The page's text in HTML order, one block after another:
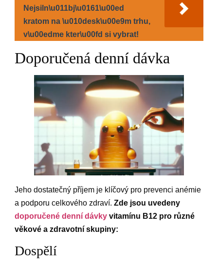
Nejsiln\u011bj\u0161\u00ed
kratom na \u010desk\u00e9m trhu,
v\u00edme kter\u00fd si vybrat!
Doporučená denní dávka
Jeho dostatečný příjem je klíčový pro prevenci anémie
a podporu celkového zdraví. Zde jsou uvedeny
doporučené denní dávky vitamínu B12 pro různé
věkové a zdravotní skupiny:
Dospělí